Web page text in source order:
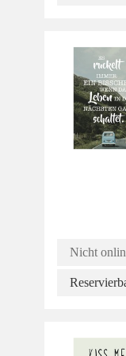
Nicht